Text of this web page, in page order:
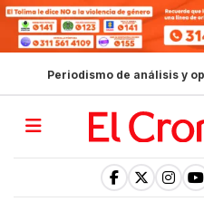
Periodismo de análisis y